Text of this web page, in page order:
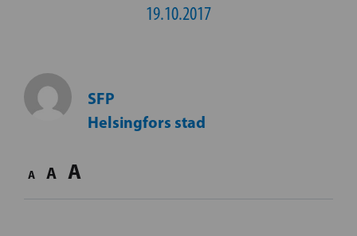
19.10.2017
SFP
Helsingfors stad
A A A